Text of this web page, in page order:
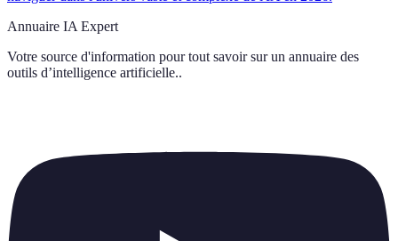
Annuaire IA Expert
Votre source d'information pour tout savoir sur un annuaire des
outils d’intelligence artificielle..